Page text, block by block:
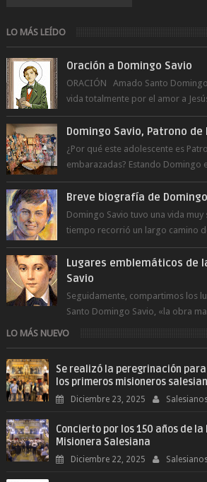
LO MÁS LEÍDO
Oración a Domingo Savio
ORACIÓN Amado Santo
vida totalmente por el amor a
a la juventud para ...
Domingo Savio, Patrono de
¿Por qué este adolescente es
embarazadas? Estando Domingo
día le pide a Don Bosco...
Breve biografía de
Domingo Savio tuvo una vida
tiempo recorrió un largo camino
del Espíritu Santo y fr...
Lugares emblemáticos de
Savio
Seguidamente, compartimos los
Santo Domingo Savio, «la obra
Don Bosco». San Giovann...
LO MÁS NUEVO
Se realizó la peregrinación
los primeros misioneros
Diciembre 23, 2025
Concierto por los 150 años de
Misionera Salesiana
Diciembre 22, 2025